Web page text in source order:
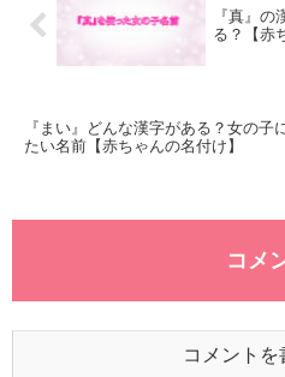
『真』
る？【赤
『まい』どんな漢字がある？女の子
たい名前【赤ちゃんの名付け】
コメ
コメントを